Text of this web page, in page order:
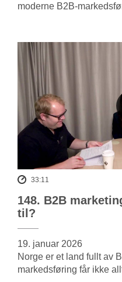
moderne B2B-
33:11
148. B2B
til?
19. januar 2026
Norge er et land fullt av
markedsføring får ikke